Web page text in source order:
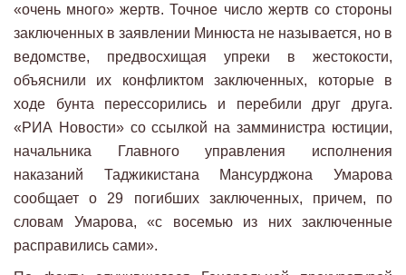
«очень много» жертв. Точное число жертв со стороны
заключенных в заявлении Минюста не называется, но в
ведомстве, предвосхищая упреки в жестокости,
объяснили их конфликтом заключенных, которые в
ходе бунта перессорились и перебили друг друга.
«РИА Новости» со ссылкой на замминистра юстиции,
начальника Главного управления исполнения
наказаний Таджикистана Мансурджона Умарова
сообщает о 29 погибших заключенных, причем, по
словам Умарова, «с восемью из них заключенные
расправились сами».